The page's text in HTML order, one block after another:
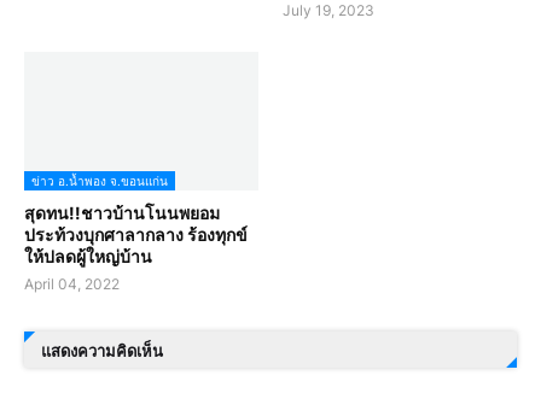
July 19, 2023
ข่าว อ.น้ำพอง จ.ขอนแก่น
สุดทน!!ชาวบ้านโนนพยอม
ประท้วงบุกศาลากลาง ร้องทุกข์
ให้ปลดผู้ใหญ่บ้าน
April 04, 2022
แสดงความคิดเห็น